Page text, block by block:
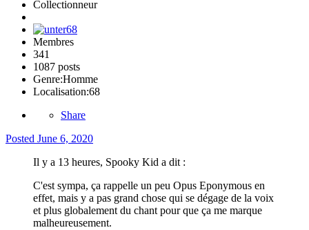
Collectionneur
Membres
341
1087 posts
Genre:Homme
Localisation:68
Share
Posted June 6, 2020
Il y a 13 heures, Spooky Kid a dit :
C'est sympa, ça rappelle un peu Opus Eponymous en
effet, mais y a pas grand chose qui se dégage de la voix
et plus globalement du chant pour que ça me marque
malheureusement.